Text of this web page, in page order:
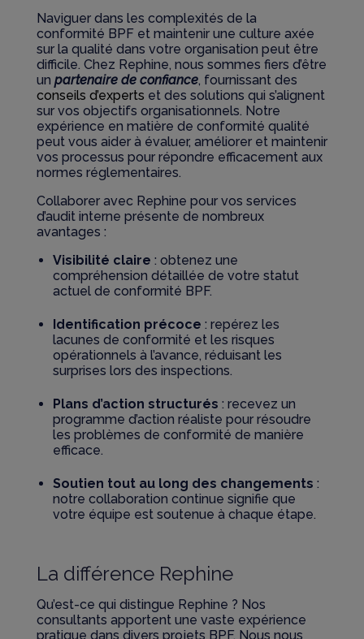
Naviguer dans les complexités de la
conformité BPF et maintenir une culture axée
sur la qualité dans votre organisation peut être
difficile. Chez Rephine, nous sommes fiers d’être
un partenaire de confiance, fournissant des
conseils d’experts et des solutions qui s’alignent
sur vos objectifs organisationnels. Notre
expérience en matière de conformité qualité
peut vous aider à évaluer, améliorer et maintenir
vos processus pour répondre efficacement aux
normes réglementaires.
Collaborer avec Rephine pour vos services
d’audit interne présente de nombreux
avantages :
Visibilité claire : obtenez une
compréhension détaillée de votre statut
actuel de conformité BPF.
Identification précoce : repérez les
lacunes de conformité et les risques
opérationnels à l’avance, réduisant les
surprises lors des inspections.
Plans d’action structurés : recevez un
programme d’action réaliste pour résoudre
les problèmes de conformité de manière
efficace.
Soutien tout au long des changements :
notre collaboration continue signifie que
votre équipe est soutenue à chaque étape.
La différence Rephine
Qu’est-ce qui distingue Rephine ? Nos
consultants apportent une vaste expérience
pratique dans divers projets BPF. Nous nous